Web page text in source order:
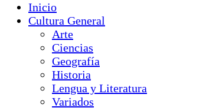
Inicio
Cultura General
Arte
Ciencias
Geografía
Historia
Lengua y Literatura
Variados